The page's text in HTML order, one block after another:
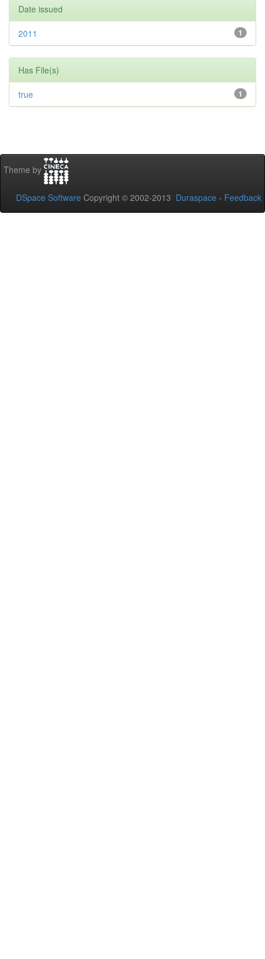
Date issued
1
2011
Has File(s)
1
true
Theme by
DSpace Software Copyright © 2002-2013 Duraspace - Feedback